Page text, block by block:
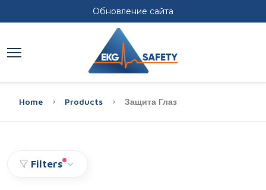
Обновление сайта
Home Products Защита Глаз
Filters